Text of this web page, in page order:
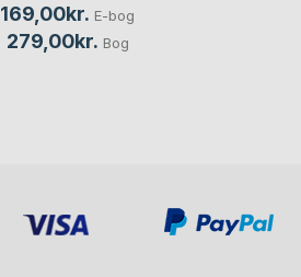
169,00kr. E-bog
279,00kr. Bog